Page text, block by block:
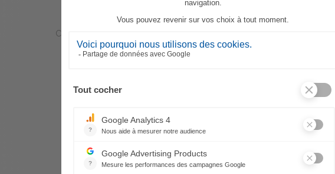
Coffret Cadeau Torchons Aromatic
55,70 €
CES PRODUITS PEUVENT AUSSI VOUS